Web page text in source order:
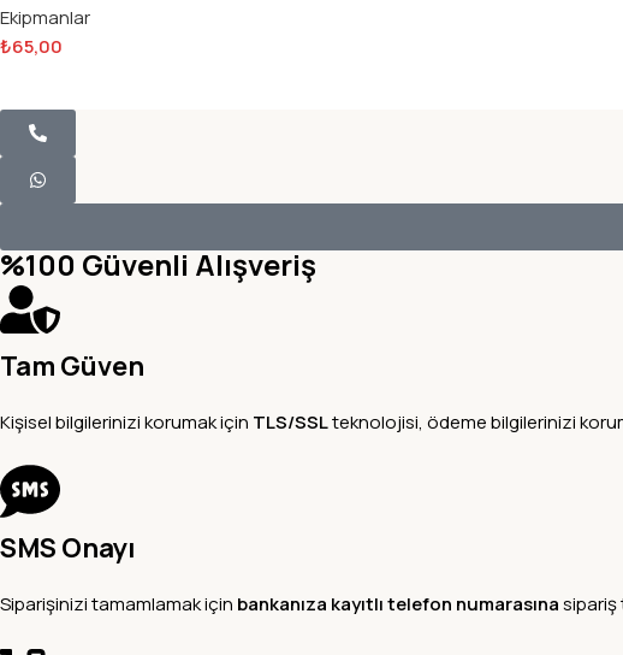
Ekipmanlar
₺65,00
%100 Güvenli Alışveriş
Tam Güven
Kişisel bilgilerinizi korumak için TLS/SSLteknolojisi, ödeme bilgilerinizi
SMS Onayı
Siparişinizi tamamlamak için bankanıza kayıtlı telefon numarasınasipariş